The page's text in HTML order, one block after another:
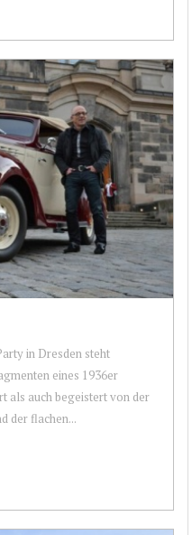
in Dresden steht
eines 1936er
als auch begeistert von der
der flachen...